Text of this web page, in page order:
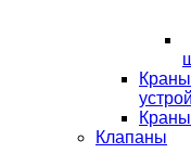
Клапаны